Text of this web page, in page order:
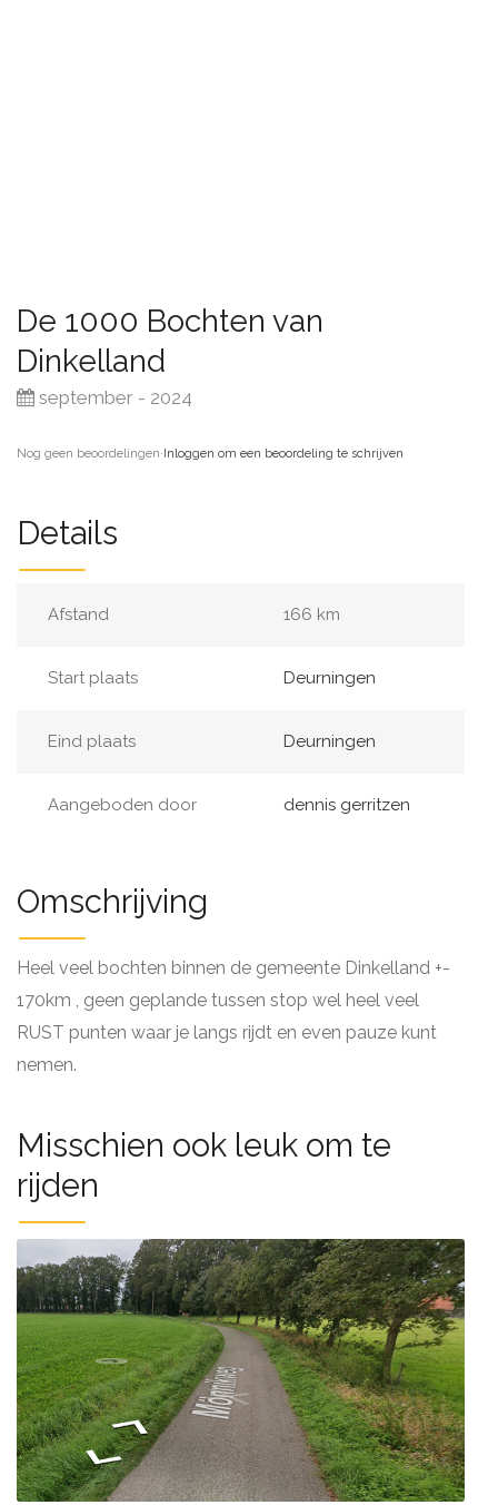
De 1000 Bochten van
Dinkelland
september - 2024
Nog geen beoordelingen·Inloggen om een beoordeling te schrijven
Details
Afstand 166 km
Start plaats Deurningen
Eind plaats Deurningen
Aangeboden door dennis gerritzen
Omschrijving
Heel veel bochten binnen de gemeente Dinkelland +-
170km , geen geplande tussen stop wel heel veel
RUST punten waar je langs rijdt en even pauze kunt
nemen.
Misschien ook leuk om te
rijden